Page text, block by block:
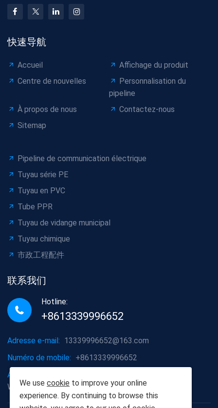
快速导航
Accueil
Affichage du produit
Centre de nouvelles
Personnalisation du
pipeline
À propos de nous
Contactez-nous
Sitemap
Pipeline de communication électrique
Tuyau série PE
Tuyau en PVC
Tube PPR
Tuyau de vidange municipal
Tuyau chimique
市政工程配件
联系我们
Hotline:
+8613339996652
Adresse e-mail: 13339996652@163.com
Numéro de mobile: +8613339996652
Adresse de l'entreprise:
Wuhan, province du Hubei
We use cookie to improve your online
experience. By continuing to browse this